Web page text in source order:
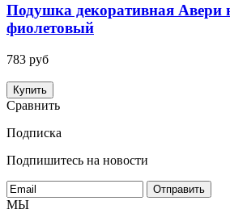
Подушка декоративная Авери
фиолетовый
783 руб
Купить
Сравнить
Подписка
Подпишитесь на новости
МЫ